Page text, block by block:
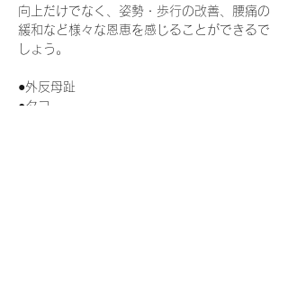
向上だけでなく、姿勢・歩行の改善、腰痛の
緩和など様々な恩恵を感じることができるで
しょう。
●外反母趾
●タコ